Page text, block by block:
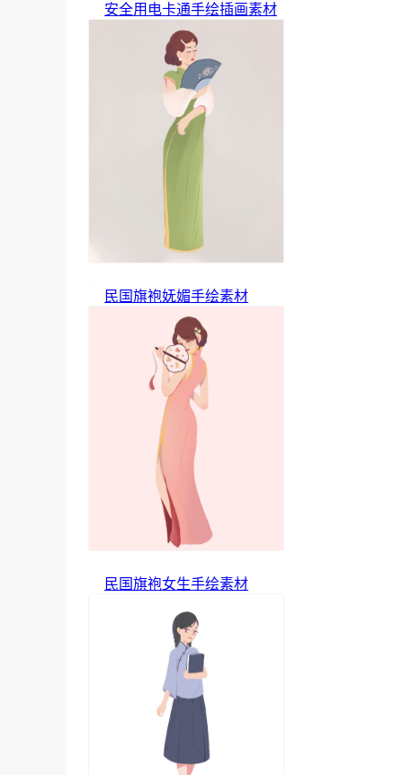
安全用电卡通手绘插画素材
民国旗袍妩媚手绘素材
民国旗袍女生手绘素材